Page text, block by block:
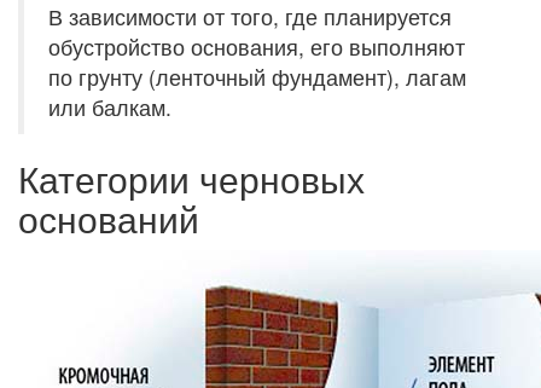
В зависимости от того, где планируется
обустройство основания, его выполняют
по грунту (ленточный фундамент), лагам
или балкам.
Категории черновых
оснований